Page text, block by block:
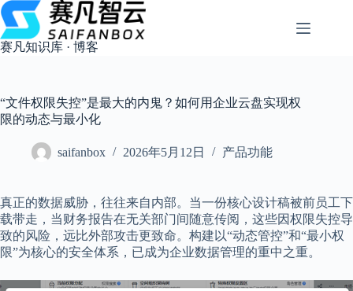
跳
过
内
容
赛凡知识库 · 博客
“文件权限失控”是最大的内鬼？如何用企业云盘实现权
限的动态与最小化
saifanbox 2026年5月12日 产品功能
真正的数据威胁，往往来自内部。当一份核心设计稿被前员工下
载带走，当财务报告在无关部门间随意传阅，这些因权限失控导
致的风险，远比外部攻击更致命。构建以“动态管控”和“最小权
限”为核心的安全体系，已成为企业数据管理的重中之重。